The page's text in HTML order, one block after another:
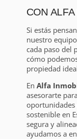
CON
Si estás
nuestro
cada paso del
cómo
propiedad
En Alfa
asesorarte
sostenible en
segura y
ayudamos a